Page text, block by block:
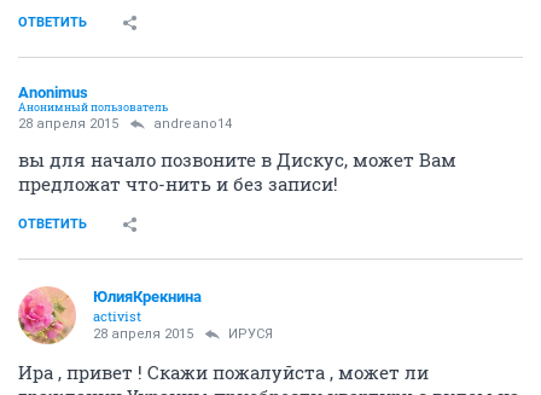
myshush2
28 апреля 2015 Drakonn
Кому нужна очередь 1 комнатная квартира 48квм с/б на 10 этаже 41
дома?
отдам за или или
- не вывожу по деньгам, может кому
пригодится....
передать
ОТВЕТИТЬ